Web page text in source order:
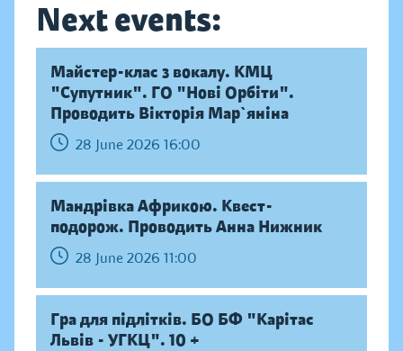
Next events:
Майстер-клас з вокалу. КМЦ
"Супутник". ГО "Нові Орбіти".
Проводить Вікторія Мар`яніна
28 June 2026 16:00
Мандрівка Африкою. Квест-
подорож. Проводить Анна Нижник
28 June 2026 11:00
Гра для підлітків. БО БФ "Карітас
Львів - УГКЦ". 10 +